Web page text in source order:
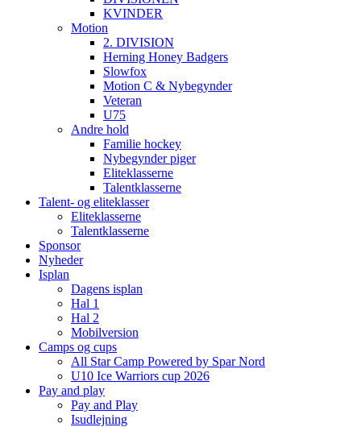
KVINDER
Motion
2. DIVISION
Herning Honey Badgers
Slowfox
Motion C & Nybegynder
Veteran
U75
Andre hold
Familie hockey
Nybegynder piger
Eliteklasserne
Talentklasserne
Talent- og eliteklasser
Eliteklasserne
Talentklasserne
Sponsor
Nyheder
Isplan
Dagens isplan
Hal 1
Hal 2
Mobilversion
Camps og cups
All Star Camp Powered by Spar Nord
U10 Ice Warriors cup 2026
Pay and play
Pay and Play
Isudlejning